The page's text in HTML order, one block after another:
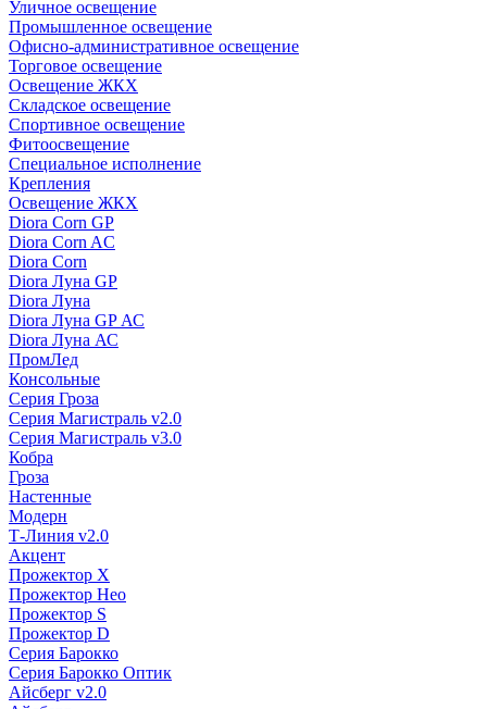
Уличное освещение
Промышленное освещение
Офисно-административное освещение
Торговое освещение
Освещение ЖКХ
Складское освещение
Спортивное освещение
Фитоосвещение
Специальное исполнение
Крепления
Освещение ЖКХ
Diora Corn GP
Diora Corn AC
Diora Corn
Diora Луна GP
Diora Луна
Diora Луна GP АС
Diora Луна АС
ПромЛед
Консольные
Серия Гроза
Серия Магистраль v2.0
Серия Магистраль v3.0
Кобра
Гроза
Настенные
Модерн
Т-Линия v2.0
Акцент
Прожектор X
Прожектор Нео
Прожектор S
Прожектор D
Серия Барокко
Серия Барокко Оптик
Айсберг v2.0